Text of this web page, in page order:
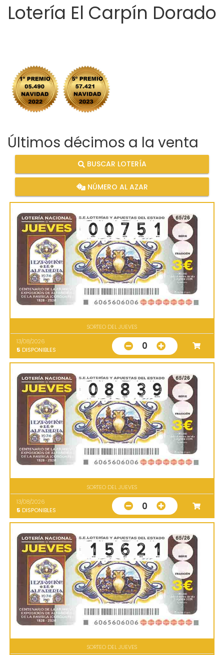
Lotería El Carpín Dorado
Últimos décimos a la venta
BUSCAR LOTERÍA
NÚMERO AL AZAR
SORTEO DEL JUEVES
13/08/2026
5 DISPONIBLES 0
SORTEO DEL JUEVES
13/08/2026
5 DISPONIBLES 0
SORTEO DEL JUEVES